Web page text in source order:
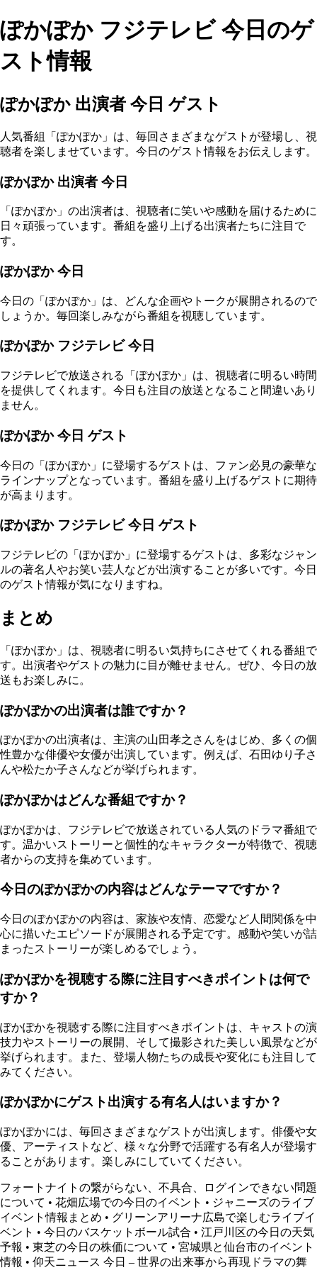
ぽかぽか フジテレビ 今日のゲ
スト情報
ぽかぽか 出演者 今日 ゲスト
人気番組「ぽかぽか」は、毎回さまざまなゲストが登場し、視
聴者を楽しませています。今日のゲスト情報をお伝えします。
ぽかぽか 出演者 今日
「ぽかぽか」の出演者は、視聴者に笑いや感動を届けるために
日々頑張っています。番組を盛り上げる出演者たちに注目で
す。
ぽかぽか 今日
今日の「ぽかぽか」は、どんな企画やトークが展開されるので
しょうか。毎回楽しみながら番組を視聴しています。
ぽかぽか フジテレビ 今日
フジテレビで放送される「ぽかぽか」は、視聴者に明るい時間
を提供してくれます。今日も注目の放送となること間違いあり
ません。
ぽかぽか 今日 ゲスト
今日の「ぽかぽか」に登場するゲストは、ファン必見の豪華な
ラインナップとなっています。番組を盛り上げるゲストに期待
が高まります。
ぽかぽか フジテレビ 今日 ゲスト
フジテレビの「ぽかぽか」に登場するゲストは、多彩なジャン
ルの著名人やお笑い芸人などが出演することが多いです。今日
のゲスト情報が気になりますね。
まとめ
「ぽかぽか」は、視聴者に明るい気持ちにさせてくれる番組で
す。出演者やゲストの魅力に目が離せません。ぜひ、今日の放
送もお楽しみに。
ぽかぽかの出演者は誰ですか？
ぽかぽかの出演者は、主演の山田孝之さんをはじめ、多くの個
性豊かな俳優や女優が出演しています。例えば、石田ゆり子さ
んや松たか子さんなどが挙げられます。
ぽかぽかはどんな番組ですか？
ぽかぽかは、フジテレビで放送されている人気のドラマ番組で
す。温かいストーリーと個性的なキャラクターが特徴で、視聴
者からの支持を集めています。
今日のぽかぽかの内容はどんなテーマですか？
今日のぽかぽかの内容は、家族や友情、恋愛など人間関係を中
心に描いたエピソードが展開される予定です。感動や笑いが詰
まったストーリーが楽しめるでしょう。
ぽかぽかを視聴する際に注目すべきポイントは何で
すか？
ぽかぽかを視聴する際に注目すべきポイントは、キャストの演
技力やストーリーの展開、そして撮影された美しい風景などが
挙げられます。また、登場人物たちの成長や変化にも注目して
みてください。
ぽかぽかにゲスト出演する有名人はいますか？
ぽかぽかには、毎回さまざまなゲストが出演します。俳優や女
優、アーティストなど、様々な分野で活躍する有名人が登場す
ることがあります。楽しみにしていてください。
フォートナイトの繋がらない、不具合、ログインできない問題
について • 花畑広場での今日のイベント • ジャニーズのライブ
イベント情報まとめ • グリーンアリーナ広島で楽しむライブイ
ベント • 今日のバスケットボール試合 • 江戸川区の今日の天気
予報 • 東芝の今日の株価について • 宮城県と仙台市のイベント
情報 • 仰天ニュース 今日 – 世界の出来事から再現ドラマの舞